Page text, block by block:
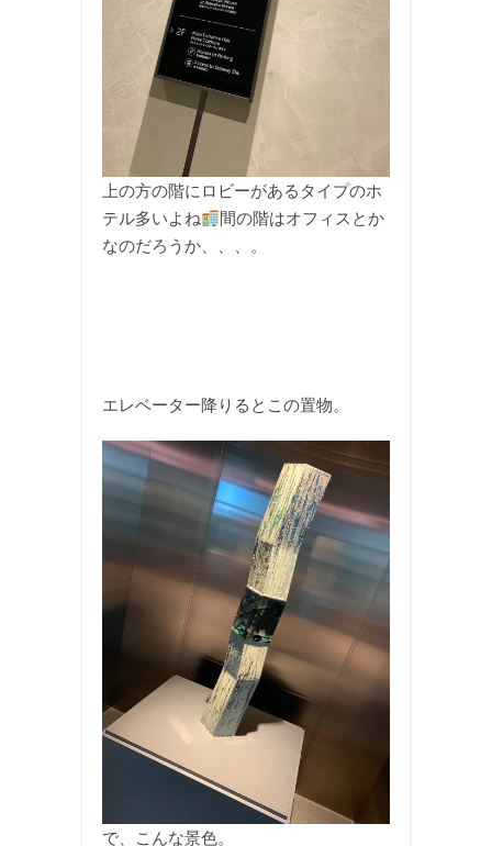
上の方の階にロビーがあるタイプのホ
テル多いよね
間の階はオフィスとか
なのだろうか、、、。
エレベーター降りるとこの置物。
で、こんな景色。